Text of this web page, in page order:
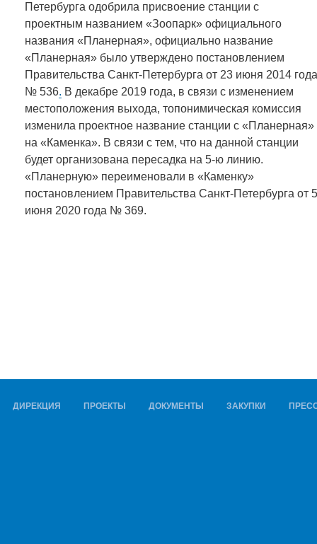
Петербурга одобрила присвоение станции с
проектным названием «Зоопарк» официального
названия «Планерная», официально название
«Планерная» было утверждено постановлением
Правительства Санкт-Петербурга от 23 июня 2014 года
№ 536. В декабре 2019 года, в связи с изменением
местоположения выхода, топонимическая комиссия
изменила проектное название станции с «Планерная»
на «Каменка». В связи с тем, что на данной станции
будет организована пересадка на 5-ю линию.
«Планерную» переименовали в «Каменку»
постановлением Правительства Санкт-Петербурга от 5
июня 2020 года № 369.
ДИРЕКЦИЯ ПРОЕКТЫ ДОКУМЕНТЫ ЗАКУПКИ